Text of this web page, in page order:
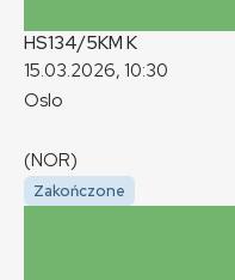
HS134/5KM K
15.03.2026, 10:30
Oslo
(NOR)
Zakończone